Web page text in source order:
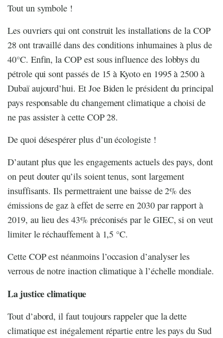
Tout un symbole !
Les ouvriers qui ont construit les installations de la COP
28 ont travaillé dans des conditions inhumaines à plus de
40°C. Enfin, la COP est sous influence des lobbys du
pétrole qui sont passés de 15 à Kyoto en 1995 à 2500 à
Dubaï aujourd’hui. Et Joe Biden le président du principal
pays responsable du changement climatique a choisi de
ne pas assister à cette COP 28.
De quoi désespérer plus d’un écologiste !
D’autant plus que les engagements actuels des pays, dont
on peut douter qu’ils soient tenus, sont largement
insuffisants. Ils permettraient une baisse de 2% des
émissions de gaz à effet de serre en 2030 par rapport à
2019, au lieu des 43% préconisés par le GIEC, si on veut
limiter le réchauffement à 1,5 °C.
Cette COP est néanmoins l’occasion d’analyser les
verrous de notre inaction climatique à l’échelle mondiale.
La justice climatique
Tout d’abord, il faut toujours rappeler que la dette
climatique est inégalement répartie entre les pays du Sud